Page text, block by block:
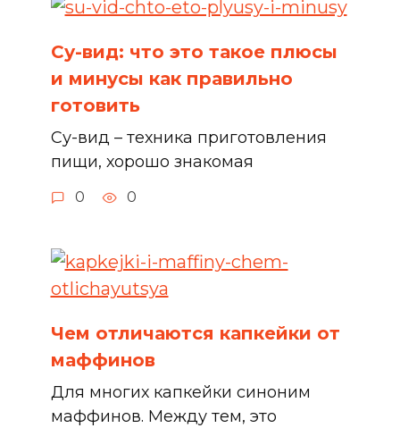
Су-вид: что это такое плюсы
и минусы как правильно
готовить
Су-вид – техника приготовления
пищи, хорошо знакомая
0 0
Чем отличаются капкейки от
маффинов
Для многих капкейки синоним
маффинов. Между тем, это